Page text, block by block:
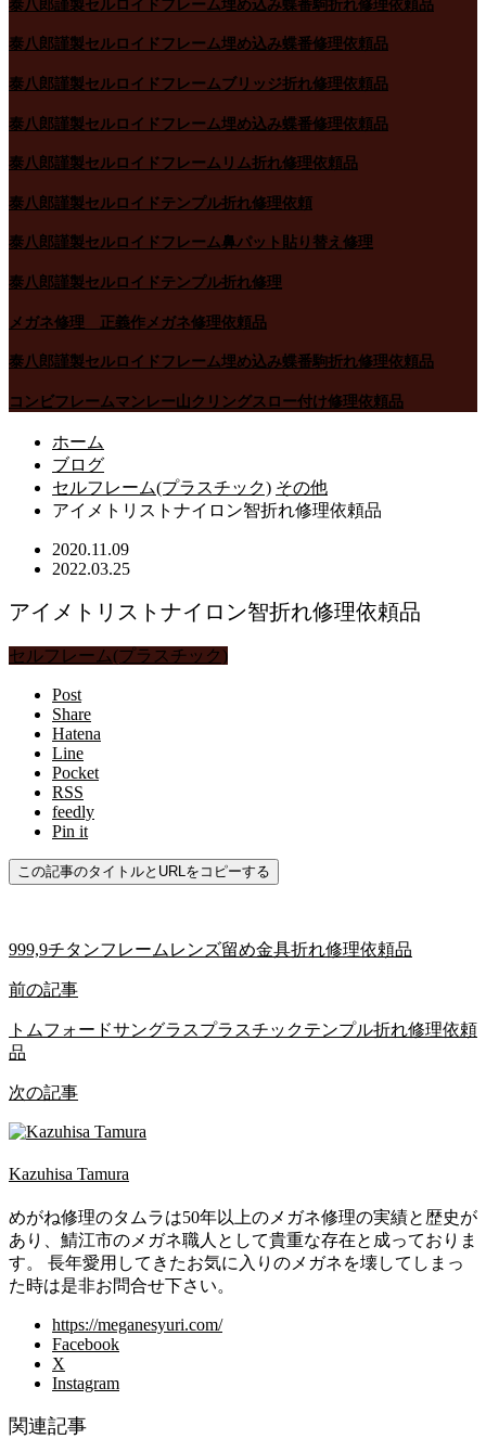
泰八郎謹製セルロイドフレーム埋め込み蝶番駒折れ修理依頼品
泰八郎謹製セルロイドフレーム埋め込み蝶番修理依頼品
泰八郎謹製セルロイドフレームブリッジ折れ修理依頼品
泰八郎謹製セルロイドフレーム埋め込み蝶番修理依頼品
泰八郎謹製セルロイドフレームリム折れ修理依頼品
泰八郎謹製セルロイドテンプル折れ修理依頼
泰八郎謹製セルロイドフレーム鼻パット貼り替え修理
泰八郎謹製セルロイドテンプル折れ修理
メガネ修理 正義作メガネ修理依頼品
泰八郎謹製セルロイドフレーム埋め込み蝶番駒折れ修理依頼品
コンビフレームマンレー山クリングスロー付け修理依頼品
ホーム
ブログ
セルフレーム(プラスチック) その他
アイメトリストナイロン智折れ修理依頼品
2020.11.09
2022.03.25
アイメトリストナイロン智折れ修理依頼品
セルフレーム(プラスチック)
Post
Share
Hatena
Line
Pocket
RSS
feedly
Pin it
この記事のタイトルとURLをコピーする
999,9チタンフレームレンズ留め金具折れ修理依頼品
前の記事
トムフォードサングラスプラスチックテンプル折れ修理依頼
品
次の記事
Kazuhisa Tamura
めがね修理のタムラは50年以上のメガネ修理の実績と歴史が
あり、鯖江市のメガネ職人として貴重な存在と成っておりま
す。 長年愛用してきたお気に入りのメガネを壊してしまっ
た時は是非お問合せ下さい。
https://meganesyuri.com/
Facebook
X
Instagram
関連記事